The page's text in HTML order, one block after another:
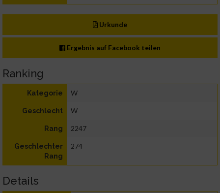
Urkunde
Ergebnis auf Facebook teilen
Ranking
Kategorie W
Geschlecht W
Rang 2247
Geschlechter
Rang
274
Details